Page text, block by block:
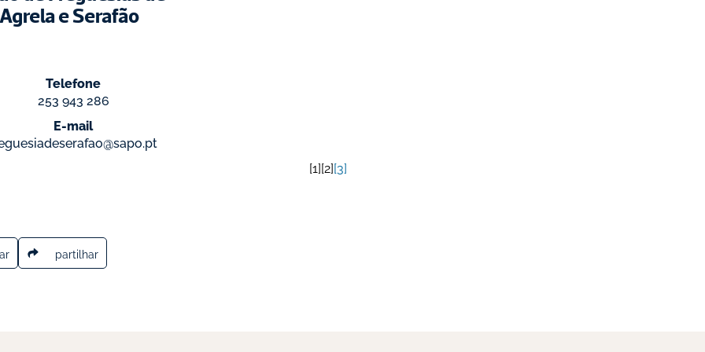
Agrela e Serafão
Telefone
253 943 286
E-mail
1 2 3
partilhar